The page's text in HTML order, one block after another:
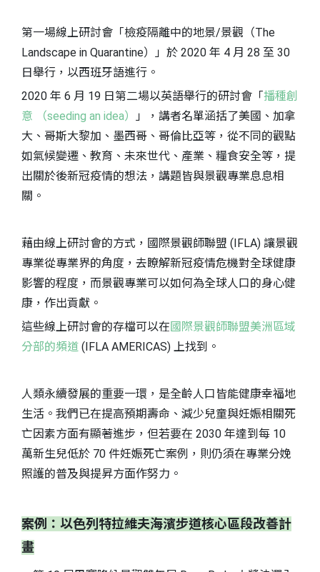
第一場線上研討會「檢疫隔離中的地景/景觀（The
Landscape in Quarantine）」於 2020 年 4 月 28 至 30
日舉行，以西班牙語進行。
2020 年 6 月 19 日第二場以英語舉行的研討會「 播種創
意 （seeding an idea） 」，講者名單涵括了美國、加拿
大、哥斯大黎加、墨西哥、哥倫比亞等，從不同的觀點
如氣候變遷、教育、未來世代、產業、糧食安全等，提
出關於後新冠疫情的想法，講題皆與景觀專業息息相
關。
藉由線上研討會的方式，國際景觀師聯盟 (IFLA) 讓景觀
專業從專業界的角度，去瞭解新冠疫情危機對全球健康
影響的程度，而景觀專業可以如何為全球人口的身心健
康，作出貢獻。
這些線上研討會的存檔可以在 國際景觀師聯盟美洲區域
分部的頻道 (IFLA AMERICAS) 上找到。
人類永續發展的重要一環，是全齡人口皆能健康幸福地
生活。我們已在提高預期壽命、減少兒童與妊娠相關死
亡因素方面有顯著進步，但若要在 2030 年達到每 10
萬新生兒低於 70 件妊娠死亡案例，則仍須在專業分娩
照護的普及與提昇方面作努力。
案例：以色列特拉維夫海濱步道核心區段改善計
畫